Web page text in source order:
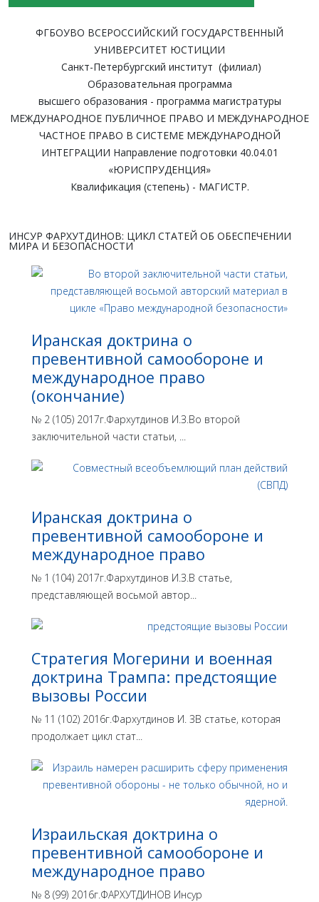
ФГБОУВО ВСЕРОССИЙСКИЙ ГОСУДАРСТВЕННЫЙ
УНИВЕРСИТЕТ ЮСТИЦИИ
Санкт-Петербургский институт (филиал)
Образовательная программа
высшего образования - программа магистратуры
МЕЖДУНАРОДНОЕ ПУБЛИЧНОЕ ПРАВО И МЕЖДУНАРОДНОЕ
ЧАСТНОЕ ПРАВО В СИСТЕМЕ МЕЖДУНАРОДНОЙ
ИНТЕГРАЦИИ Направление подготовки 40.04.01
«ЮРИСПРУДЕНЦИЯ»
Квалификация (степень) - МАГИСТР.
ИНСУР ФАРХУТДИНОВ: ЦИКЛ СТАТЕЙ ОБ ОБЕСПЕЧЕНИИ
МИРА И БЕЗОПАСНОСТИ
Иранская доктрина о
превентивной самообороне и
международное право
(окончание)
№ 2 (105) 2017г.Фархутдинов И.З.Во второй
заключительной части статьи, ...
Иранская доктрина о
превентивной самообороне и
международное право
№ 1 (104) 2017г.Фархутдинов И.З.В статье,
представляющей восьмой автор...
Стратегия Могерини и военная
доктрина Трампа: предстоящие
вызовы России
№ 11 (102) 2016г.Фархутдинов И. ЗВ статье, которая
продолжает цикл стат...
Израильская доктрина o
превентивной самообороне и
международное право
№ 8 (99) 2016г.ФАРХУТДИНОВ Инсур